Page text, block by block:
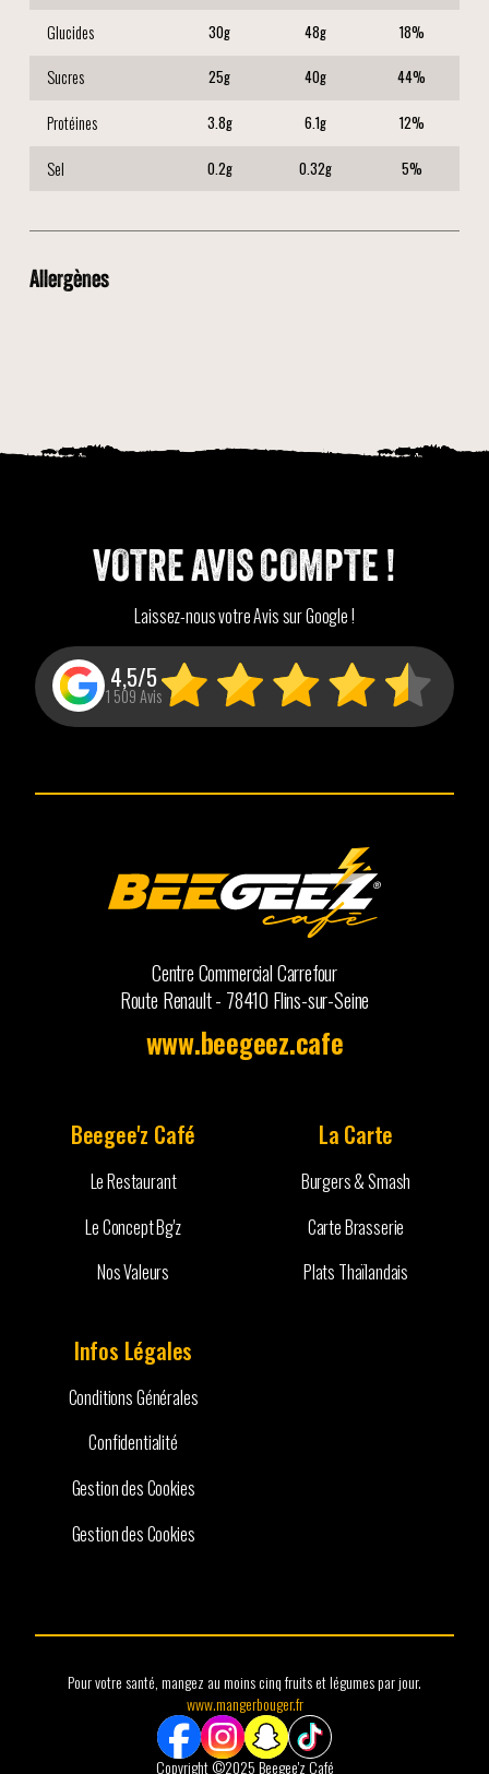
Glucides 30g 48g 18%
Sucres 25g 40g 44%
Protéines 3.8g 6.1g 12%
Sel 0.2g 0.32g 5%
Allergènes
VOTRE AVIS COMPTE !
Laissez-nous votre Avis sur Google !
4,5/5
1 509 Avis
Centre Commercial Carrefour
Route Renault - 78410 Flins-sur-Seine
www.beegeez.cafe
Beegee'z Café
Le Restaurant
Le Concept Bg'z
Nos Valeurs
La Carte
Burgers & Smash
Carte Brasserie
Plats Thaïlandais
Infos Légales
Conditions Générales
Confidentialité
Gestion des Cookies
Gestion des Cookies
Copyright ©2025 Beegee'z Café
Pour votre santé, mangez au moins cinq fruits et légumes par jour.
www.mangerbouger.fr